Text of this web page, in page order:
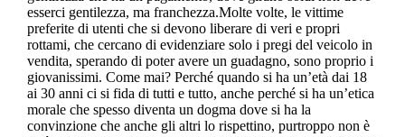
esserci gentilezza, ma franchezza.Molte volte, le vittime
preferite di utenti che si devono liberare di veri e propri
rottami, che cercano di evidenziare solo i pregi del veicolo in
vendita, sperando di poter avere un guadagno, sono proprio i
giovanissimi. Come mai? Perché quando si ha un’età dai 18
ai 30 anni ci si fida di tutti e tutto, anche perché si ha un’etica
morale che spesso diventa un dogma dove si ha la
convinzione che anche gli altri lo rispettino, purtroppo non è